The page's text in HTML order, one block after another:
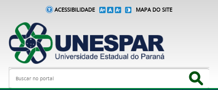
ACESSIBILIDADE MAPA DO SITE
Busca